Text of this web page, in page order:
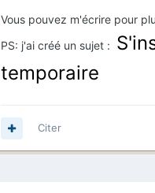
Vous pouvez m'écrire pour
PS: j'ai créé un sujet :
temporaire
Citer